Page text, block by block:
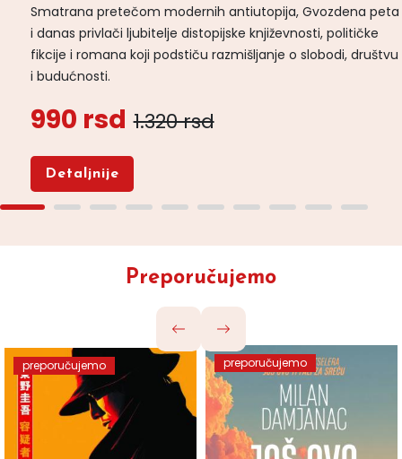
Smatrana pretečom modernih antiutopija, Gvozdena peta
i danas privlači ljubitelje distopijske književnosti, političke
fikcije i romana koji podstiču razmišljanje o slobodi, društvu
i budućnosti.
990 rsd 1.320 rsd
Detaljnije
Preporučujemo
preporučujemo preporučujemo